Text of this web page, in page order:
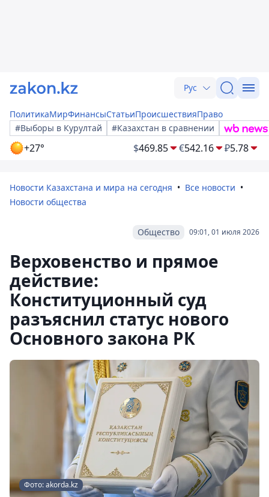
Рус
ПолитикаМирФинансыСтатьиПроисшествияПраво
#Выборы в Курултай
#Казахстан в сравнении
+27° $469.85 €542.16 ₽5.78
Новости Казахстана и мира на сегодня
Все новости
Новости общества
09:01, 01 июля 2026
Общество
Верховенство и прямое
действие:
Конституционный суд
разъяснил статус нового
Основного закона РК
Фото: akorda.kz